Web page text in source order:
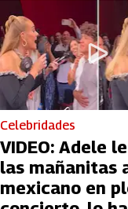
Celebridades
VIDEO: Adele
las mañanitas
mexicano en